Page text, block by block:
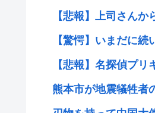
【悲報】上司さん
【驚愕】いまだに
【悲報】名探偵プ
熊本市が地震犠牲者